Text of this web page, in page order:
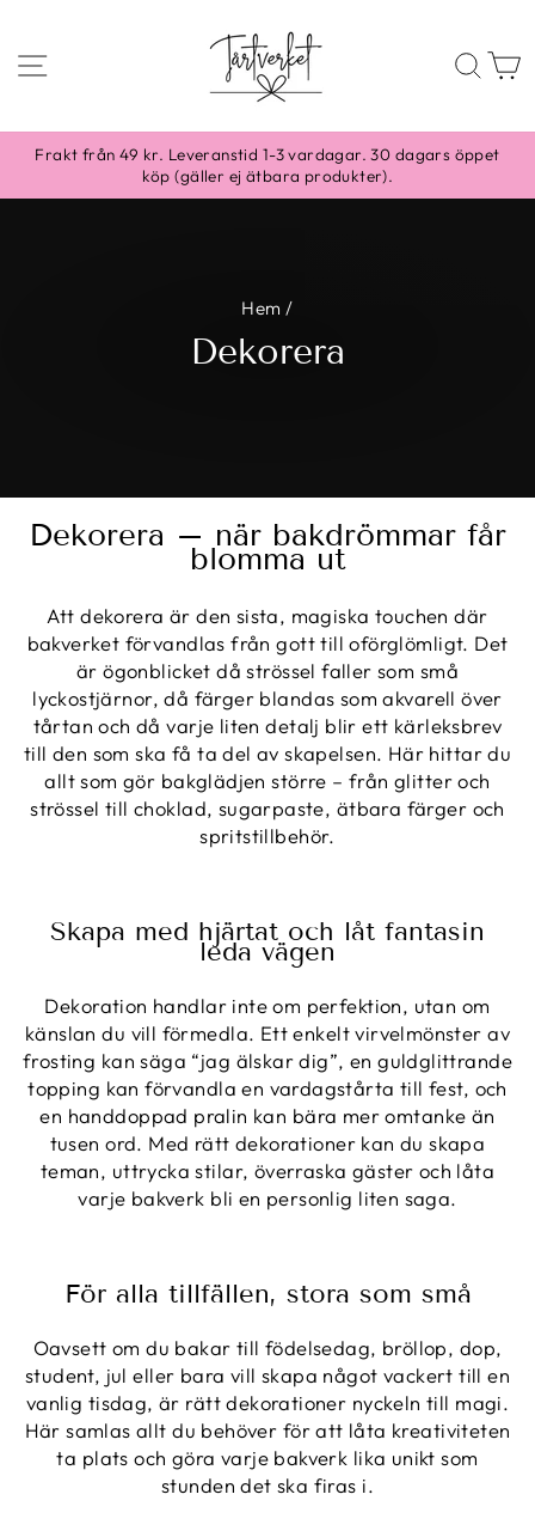
contentSIDNAVIGERING
Frakt från 49 kr. Leveranstid 1-3 vardagar. 30 dagars öppet
köp (gäller ej ätbara produkter).
Hem /
Dekorera
Dekorera – när bakdrömmar får
blomma ut
Att dekorera är den sista, magiska touchen där
bakverket förvandlas från gott till oförglömligt. Det
är ögonblicket då strössel faller som små
lyckostjärnor, då färger blandas som akvarell över
tårtan och då varje liten detalj blir ett kärleksbrev
till den som ska få ta del av skapelsen. Här hittar du
allt som gör bakglädjen större – från glitter och
strössel till choklad, sugarpaste, ätbara färger och
spritstillbehör.
Skapa med hjärtat och låt fantasin
leda vägen
Dekoration handlar inte om perfektion, utan om
känslan du vill förmedla. Ett enkelt virvelmönster av
frosting kan säga “jag älskar dig”, en guldglittrande
topping kan förvandla en vardagstårta till fest, och
en handdoppad pralin kan bära mer omtanke än
tusen ord. Med rätt dekorationer kan du skapa
teman, uttrycka stilar, överraska gäster och låta
varje bakverk bli en personlig liten saga.
För alla tillfällen, stora som små
Oavsett om du bakar till födelsedag, bröllop, dop,
student, jul eller bara vill skapa något vackert till en
vanlig tisdag, är rätt dekorationer nyckeln till magi.
Här samlas allt du behöver för att låta kreativiteten
ta plats och göra varje bakverk lika unikt som
stunden det ska firas i.